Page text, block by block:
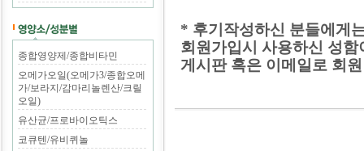
종합영양제/종합비타민
오메가오일(오메가3/종합오메
가/보라지/감마리놀렌산/크릴
오일)
유산균/프로바이오틱스
코큐텐/유비퀴놀
* 후기작성하신 분들에게
회원가입시 사용하신 성
게시판 혹은 이메일로 회